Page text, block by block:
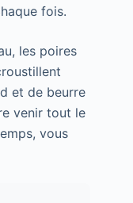
fois.
les poires
et de beurre
venir tout le
vous